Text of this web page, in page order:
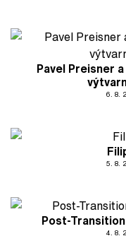
Pavel Preisner
6. 8.
5. 8.
Post-
4. 8.